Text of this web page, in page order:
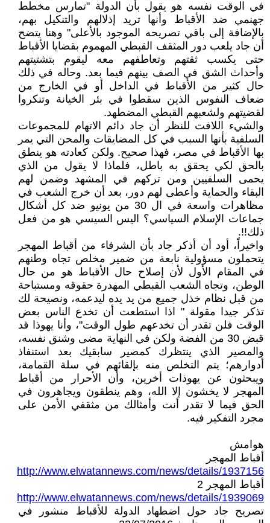
في الوقت نفسه هو يقول بأن الدولة "تمارس مخطط
جهنمي ضد الأقباط وأنها تريد إذلالهم والتنكيل بهم،
بالإضافة إلى باقي تصريحه الموجود بالأعلى" وهنا يتضح
أن جاد يلعب دور المثقف القبطي المهموم بقضايا الأقباط
حتى يكسب ثقتهم وتعاطفهم معه ليقوم بتشتيتهم
وأحداث الشق في الصف بينهم فيما بعد. وحاله في ذلك
حال كثير من الأقباط في الداخل أو في الخارج من
ضعاف النفوس الذين سقطوا في بئر الخيانة وتنكروا
لقضيتهم ولشعبهم القبطي المضطهد.
والشيء اللافت للنظر أن جاد دائم الاتهام للمجموعات
السلفية بأنها السبب في كل المضايقات والمحن التي يمر
بها الأقباط في مصر، فهذا صحيح. ولكن كعادته هو ينطق
بالحق لكي يحقق به باطل، فلماذا لا يقول من الذي
يحمى السلفيين ومن تركهم في المشهد وضمن لهم
البقاء والحماية وأعطى لهم دور، بعد أن خرج الشعب في
مظاهرات واسعة في ال 30 من يونيو ضد كل أشكال
جماعات الإسلام السياسي؟ اليس السيسي هو من فعل
ذلك!!.
واخيراً، أود أن أذكر جاد بأن الشرفاء من أقباط المهجر
يتحملون مسؤولية نابعة من ضمير مخلص تجاه وطنهم
في المقام الأول لأن إصلاح حال الأقباط هو من حال
الوطن، وتجاه الشعب القبطي المهدرة حقوقه ومستباحة
من قبل نظام خذل جميع من يد يده ليدعمه، ونصيحة لك
تذكر جيدا مقولة " اذا استطعت أن تخدع الناس بعض
الوقت فلن تقدر أن تخدعهم طول الوقت"، وأنا يهوذا قد
قبض 30 من الفضة ولكن في النهاية مضى وشنق نفسه،
والمصير الذي ينتظرك كمصير سابقيك بعد استنفاذ
أدوارهم؛ يتم التخلص منه بإلقائهم في سلة القمامة،
ويبحثون عن يهوذات أخرين، وأن الأحرار من أقباط
المهجر لا يخشون إلا الله، وهم ينطقون ويجاهرون في
الحق فيما لا تقدر أنت وأمثالك من مثقفي الأمن على
مجرد التفكير فيه.
هوامش
أقباط المهجر
http://www.elwatannews.com/news/details/1937156
أقباط المهجر 2
http://www.elwatannews.com/news/details/1939069
تصريح جاد حول اضطهاد الدولة للأقباط منشور في